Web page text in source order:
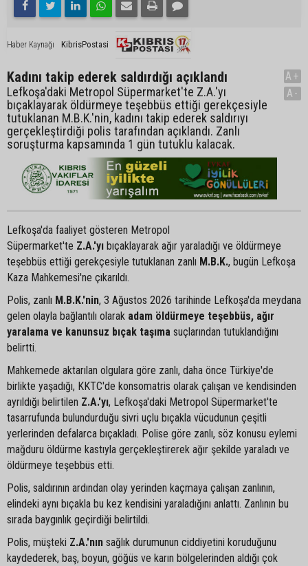
Haber Kaynağı KibrisPostasi
Kadını takip ederek saldırdığı açıklandı
Lefkoşa'daki Metropol Süpermarket'te Z.A.'yı
bıçaklayarak öldürmeye teşebbüs ettiği gerekçesiyle
tutuklanan M.B.K.'nin, kadını takip ederek saldırıyı
gerçekleştirdiği polis tarafından açıklandı. Zanlı
soruşturma kapsamında 1 gün tutuklu kalacak.
A+
A-
Lefkoşa'da faaliyet gösteren Metropol
Süpermarket'te Z.A.'yı bıçaklayarak ağır yaraladığı ve öldürmeye
teşebbüs ettiği gerekçesiyle tutuklanan zanlı M.B.K., bugün Lefkoşa
Kaza Mahkemesi'ne çıkarıldı.
Polis, zanlı M.B.K.'nin, 3 Ağustos 2026 tarihinde Lefkoşa'da meydana
gelen olayla bağlantılı olarak adam öldürmeye teşebbüs, ağır
yaralama ve kanunsuz bıçak taşıma suçlarından tutuklandığını
belirtti.
Mahkemede aktarılan olgulara göre zanlı, daha önce Türkiye'de
birlikte yaşadığı, KKTC'de konsomatris olarak çalışan ve kendisinden
ayrıldığı belirtilen Z.A.'yı, Lefkoşa'daki Metropol Süpermarket'te
tasarrufunda bulundurduğu sivri uçlu bıçakla vücudunun çeşitli
yerlerinden defalarca bıçakladı. Polise göre zanlı, söz konusu eylemi
mağduru öldürme kastıyla gerçekleştirerek ağır şekilde yaraladı ve
öldürmeye teşebbüs etti.
Polis, saldırının ardından olay yerinden kaçmaya çalışan zanlının,
elindeki aynı bıçakla bu kez kendisini yaraladığını anlattı. Zanlının bu
sırada baygınlık geçirdiği belirtildi.
Polis, müşteki Z.A.'nın sağlık durumunun ciddiyetini koruduğunu
kaydederek, baş, boyun, göğüs ve karın bölgelerinden aldığı çok